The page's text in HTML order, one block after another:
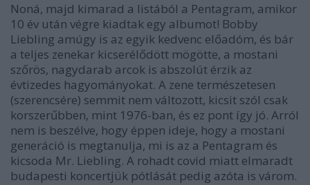
Noná, majd kimarad a listából a Pentagram, amikor
10 év után végre kiadtak egy albumot! Bobby
Liebling amúgy is az egyik kedvenc előadóm, és bár
a teljes zenekar kicserélődött mögötte, a mostani
szőrös, nagydarab arcok is abszolút érzik az
évtizedes hagyományokat. A zene természetesen
(szerencsére) semmit nem változott, kicsit szól csak
korszerűbben, mint 1976-ban, és ez pont így jó. Arról
nem is beszélve, hogy éppen ideje, hogy a mostani
generáció is megtanulja, mi is az a Pentagram és
kicsoda Mr. Liebling. A rohadt covid miatt elmaradt
budapesti koncertjük pótlását pedig azóta is várom.